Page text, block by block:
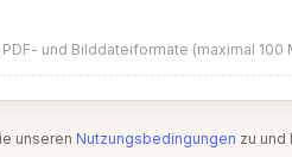
und Bilddateiformate (maximal 100
unseren Nutzungsbedingungen zu und